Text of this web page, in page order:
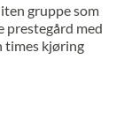
gruppe som
preste­gård med
times kjøring